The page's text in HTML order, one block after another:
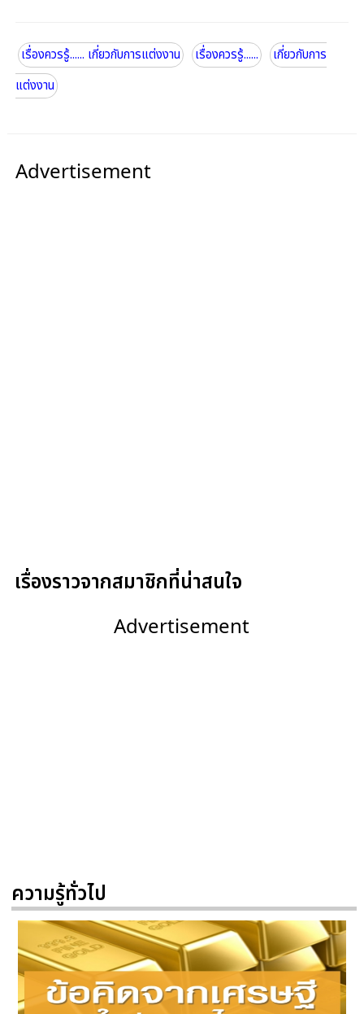
เรื่องควรรู้...... เกี่ยวกับการแต่งงาน เรื่องควรรู้......
เกี่ยวกับการ
แต่งงาน
Advertisement
เรื่องราวจากสมาชิกที่น่าสนใจ
Advertisement
ความรู้ทั่วไป